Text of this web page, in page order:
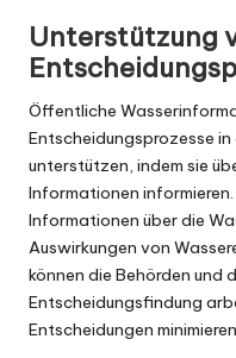
Unterstützung
Öffentliche
Entscheidungsprozesse
unterstützen, indem sie
Informationen
Informationen über die
Auswirkungen von
können die Behörden und
Entscheidungsfindung
Entscheidungen minimieren.